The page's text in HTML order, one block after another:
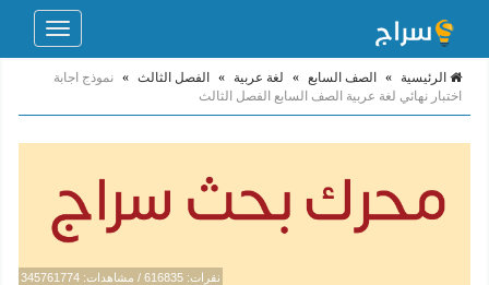
Toggle
الرئيسية » الصف السابع » لغة عربية » الفصل الثالث » نموذج اجابة
اختبار نهائي لغة عربية الصف السابع الفصل الثالث
نقرات: 616835 / مشاهدات: 345761774